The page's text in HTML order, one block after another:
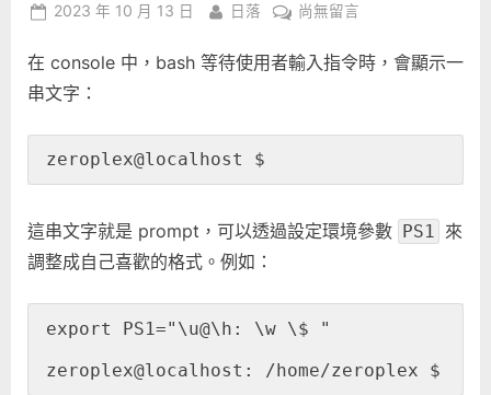
Posted
2023 年 10 月 13 日 By
日落
在
prompt〉
尚無留言
在 console 中，bash 等待使用者輸入指令時，會顯示一
串文字：
zeroplex@localhost $
這串文字就是 prompt，可以透過設定環境參數 PS1 來
調整成自己喜歡的格式。例如：
export PS1="\u@\h: \w \$ "
zeroplex@localhost: /home/zeroplex $